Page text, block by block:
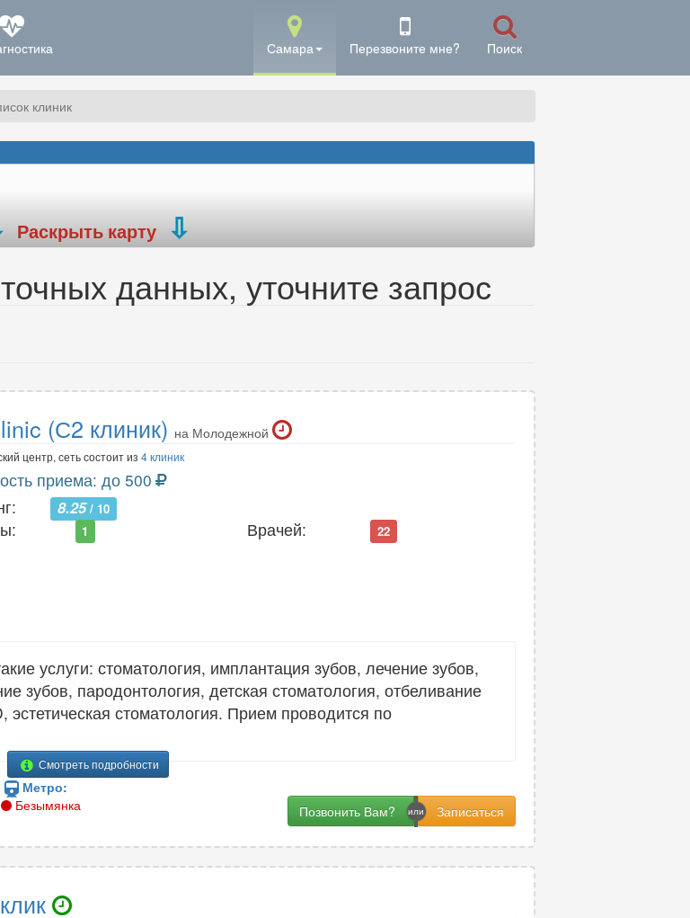
Самара Перезвоните мне? Поиск
клиник
Раскрыть карту
данных, уточните запрос
(С2 клиник) на Молодежной
центр, сеть состоит из 4 клиник
приема: до 500
8.25/ 10
1 Врачей: 22
услуги: стоматология, имплантация зубов, лечение зубов,
зубов, пародонтология, детская стоматология, отбеливание
стоматология. Прием проводится по
Смотреть подробности
Метро:
Безымянка
Позвонить Вам?